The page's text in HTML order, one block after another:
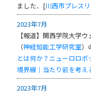
ました．[川西市プレス
2023年7月
【報道】関西学院大学ウ
（神経知能工学研究室）
とは何か？ニューロロ
境界線｜当たり前を考え
2023年7月